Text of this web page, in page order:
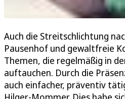
Auch die Streitschlichtung
Pausenhof und gewaltfreie
Themen, die regelmäßig in
auftauchen. Durch die
auch einfacher, präventiv